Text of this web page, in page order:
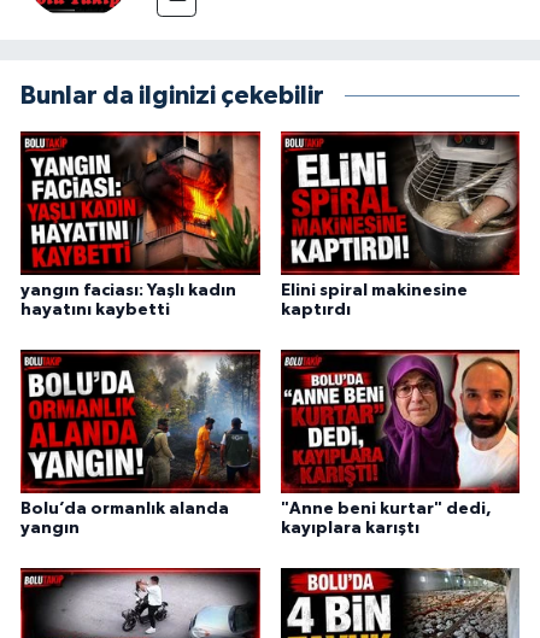
Bunlar da ilginizi çekebilir
yangın faciası: Yaşlı kadın
hayatını kaybetti
Elini spiral makinesine
kaptırdı
Bolu’da ormanlık alanda
yangın
"Anne beni kurtar" dedi,
kayıplara karıştı